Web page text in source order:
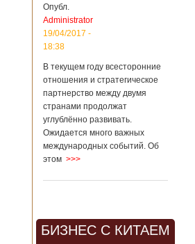
планируется
подписание
контракта на
разработку
вертолета. Такое
заявление сделала
региональной
политике и
международному
сотрудничеству
государственной
корпорации
Кладов
аэрокосмической
выставки Aero
Опубл.
Administrator
19/04/2017 -
18:38
В текущем году всесторонние
отношения и стратегическое
партнерство между двумя
странами продолжат
углублённо развивать.
Ожидается много важных
международных событий. Об
этом >>>
БИЗНЕС С КИТАЕМ